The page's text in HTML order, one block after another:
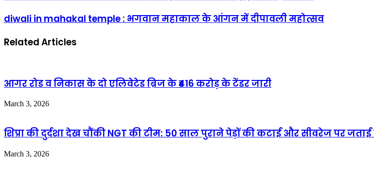
diwali in mahakal temple : भगवान महाकाल के आंगन में दीपावली महोत्सव
Related Articles
आगर रोड व निकास के दो एलिवेटेड ब्रिज के ₹416 करोड़ के टेंडर जारी
March 3, 2026
शिप्रा की दुर्दशा देख चौंकी NGT की टीम: 50 साल पुराने पेड़ों की कटाई और सीवरेज पर जताई
March 3, 2026